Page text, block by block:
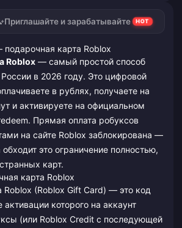
Приглашайте и зарабатывайте HOT
карта Roblox
Roblox — самый простой способ
в 2026 году. Это цифровой
в рублях, получаете на
и активируете на официальном
Прямая оплата робуксов
на сайте Roblox заблокирована —
это ограничение полностью,
карт.
карта Roblox
Roblox (Roblox Gift Card) — это код
активации которого на аккаунт
(или Roblox Credit с последующей